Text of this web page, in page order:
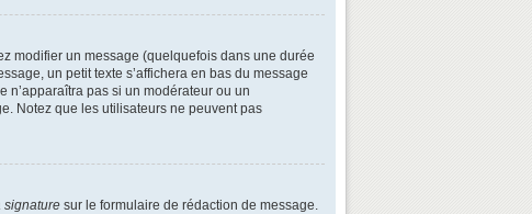
modifier un message (quelquefois dans une durée
un petit texte s’affichera en bas du message
n’apparaîtra pas si un modérateur ou un
Notez que les utilisateurs ne peuvent pas
signature sur le formulaire de rédaction de message.